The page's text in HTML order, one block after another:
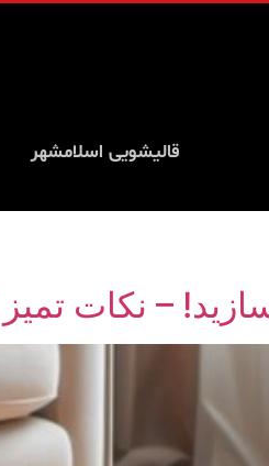
قالیشویی اسلامشهر
– نکات